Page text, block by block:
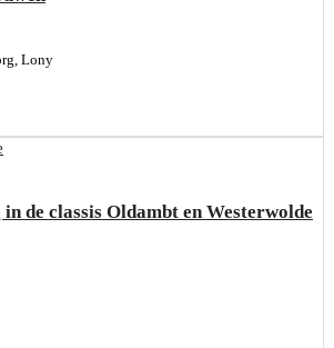
Lony
de classis Oldambt en Westerwolde